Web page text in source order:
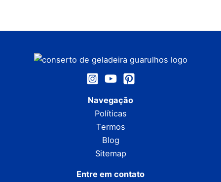
Navegação
Políticas
Termos
Blog
Sitemap
Entre em contato